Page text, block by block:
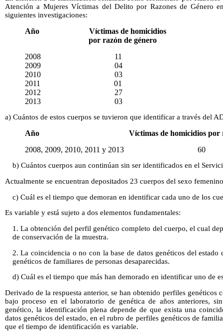
Atención a Mujeres Víctimas del Delito por Razones de Género
siguientes investigaciones:
Año Víctimas de homicidios
por razón de género
2008 11
2009 04
2010 03
2011 01
2012 27
2013 03
a) Cuántos de estos cuerpos se tuvieron que identificar a través del
Año Víctimas de homicidios por
2008, 2009, 2010, 2011 y 2013 60
b) Cuántos cuerpos aun continúan sin ser identificados en el
Actualmente se encuentran depositados 23 cuerpos del sexo
c) Cuál es el tiempo que demoran en identificar cada uno de los
Es variable y está sujeto a dos elementos fundamentales:
1. La obtención del perfil genético completo del cuerpo, el cual
de conservación de la muestra.
2. La coincidencia o no con la base de datos genéticos del
genéticos de familiares de personas desaparecidas.
d) Cuál es el tiempo que más han demorado en identificar uno de
Derivado de la respuesta anterior, se han obtenido perfiles genéticos
bajo proceso en el laboratorio de genética de años anteriores,
genético, la identificación plena depende de que exista una
datos genéticos del estado, en el rubro de perfiles genéticos de
que el tiempo de identificación es variable.